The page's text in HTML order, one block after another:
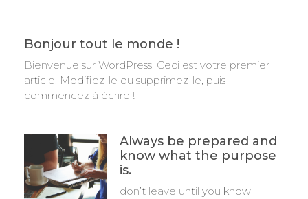
Bonjour tout le monde !
Bienvenue sur WordPress. Ceci est votre premier
article. Modifiez-le ou supprimez-le, puis
commencez à écrire !
Always be prepared and
know what the purpose
is.
don’t leave until you know